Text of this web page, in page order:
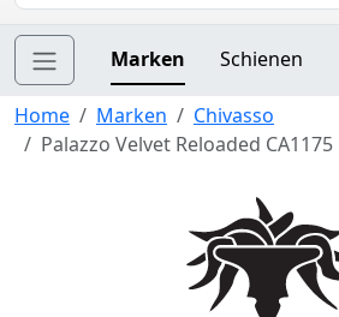
Marken Schienen
Home Marken
Chivasso
Palazzo Velvet Reloaded CA1175